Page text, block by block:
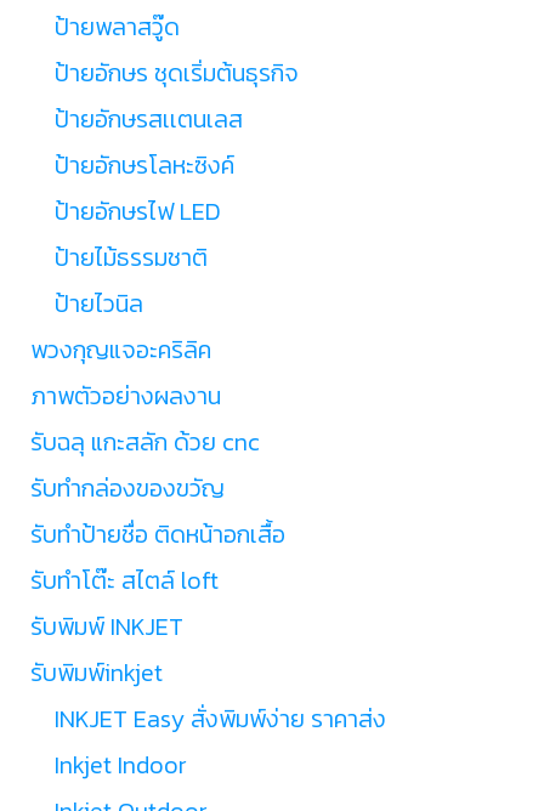
ป้ายพลาสวู๊ด
ป้ายอักษร ชุดเริ่มต้นธุรกิจ
ป้ายอักษรสเเตนเลส
ป้ายอักษรโลหะซิงค์
ป้ายอักษรไฟ LED
ป้ายไม้ธรรมชาติ
ป้ายไวนิล
พวงกุญแจอะคริลิค
ภาพตัวอย่างผลงาน
รับฉลุ แกะสลัก ด้วย cnc
รับทำกล่องของขวัญ
รับทำป้ายชื่อ ติดหน้าอกเสื้อ
รับทำโต๊ะ สไตล์ loft
รับพิมพ์ INKJET
รับพิมพ์inkjet
INKJET Easy สั่งพิมพ์ง่าย ราคาส่ง
Inkjet Indoor